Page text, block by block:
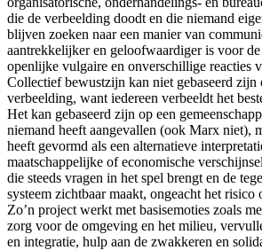
die de verbeelding doodt en die niemand
blijven zoeken naar een manier van
aantrekkelijker en geloofwaardiger is voor de
openlijke vulgaire en onverschillige reacties
Collectief bewustzijn kan niet gebaseerd zijn
verbeelding, want iedereen verbeeldt het
Het kan gebaseerd zijn op een
niemand heeft aangevallen (ook Marx niet),
heeft gevormd als een alternatieve
maatschappelijke of economische
die steeds vragen in het spel brengt en de
systeem zichtbaar maakt, ongeacht het risico
Zo’n project werkt met basisemoties zoals
zorg voor de omgeving en het milieu,
en integratie, hulp aan de zwakkeren en